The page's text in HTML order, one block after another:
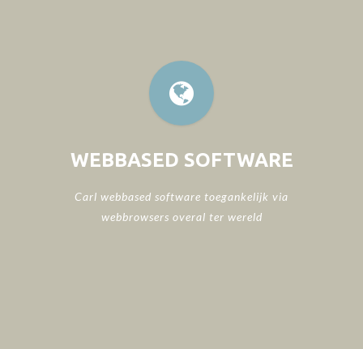
WEBBASED SOFTWARE
Carl webbased software toegankelijk via
webbrowsers overal ter wereld